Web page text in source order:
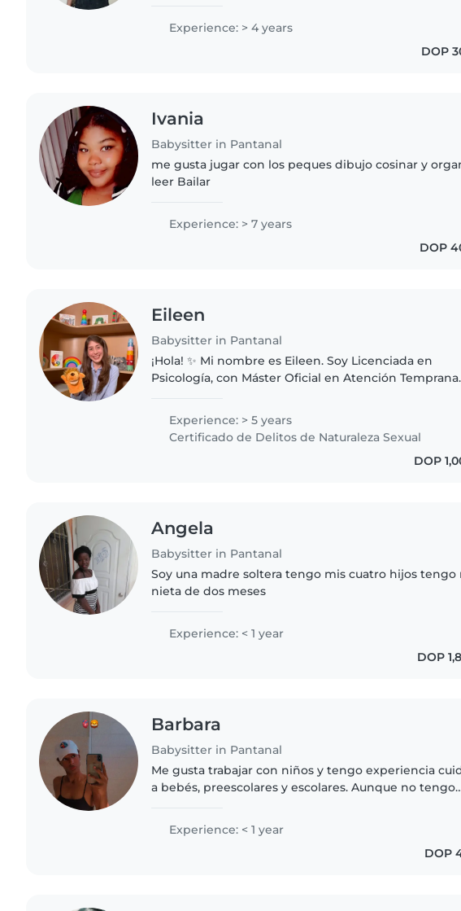
Experience: > 4 years
DOP
Ivania
Babysitter in Pantanal
me gusta jugar con los peques dibujo cosinar y
leer Bailar
Experience: > 7 years
DOP
Eileen
Babysitter in Pantanal
¡Hola! ✨ Mi nombre es Eileen. Soy Licenciada en
Psicología, con Máster Oficial en Atención Temprana.
experiencia con bebés a partir de..
Experience: > 5 years
Certificado de Delitos de Naturaleza Sexual
DOP
Angela
Babysitter in Pantanal
Soy una madre soltera tengo mis cuatro hijos tengo
nieta de dos meses
Experience: < 1 year
DOP
Barbara
Babysitter in Pantanal
Me gusta trabajar con niños y tengo experiencia
a bebés, preescolares y escolares. Aunque no tengo
Experience: < 1 year
DOP